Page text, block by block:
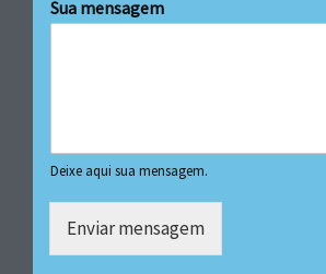
Sua mensagem
Deixe aqui sua mensagem.
Enviar mensagem